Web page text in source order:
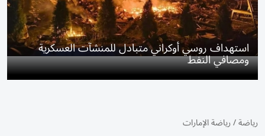
استهداف روسي أوكراني متبادل للمنشآت العسكرية
ومصافي النفط
رياضة/رياضة الإمارات